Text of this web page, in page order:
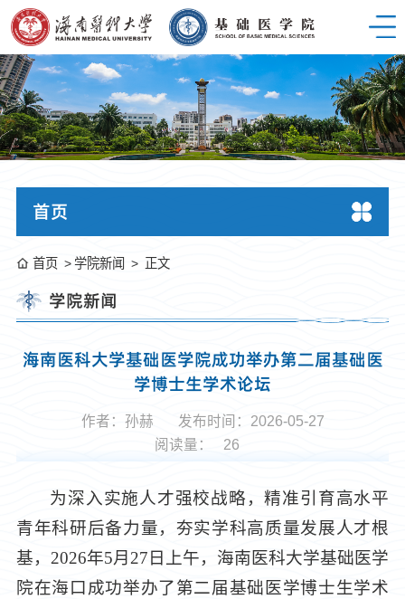
首页
首页 学院新闻 正文
学院新闻
海南医科大学基础医学院成功举办第二届基础医
学博士生学术论坛
作者：孙赫
发布时间：2026-05-27
阅读量：
26
为深入实施人才强校战略，精准引育高水平
青年科研后备力量，夯实学科高质量发展人才根
基，2026年5月27日上午，海南医科大学基础医学
院在海口成功举办了第二届基础医学博士生学术